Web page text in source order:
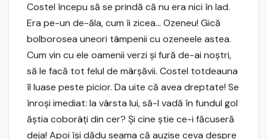
Costel începu să se prindă că nu era nici în Iad.
Era pe-un de-ăla, cum îi zicea… Ozeneu! Gică
bolborosea uneori tâmpenii cu ozeneele astea.
Cum vin cu ele oamenii verzi şi fură de-ai noştri,
să le facă tot felul de mârşăvii. Costel totdeauna
îl luase peste picior. Da uite că avea dreptate! Se
înroşi imediat: la vârsta lui, să-l vadă în fundul gol
ăştia coborâţi din cer? Şi cine ştie ce-i făcuseră
deja! Apoi îşi dădu seama că auzise ceva despre